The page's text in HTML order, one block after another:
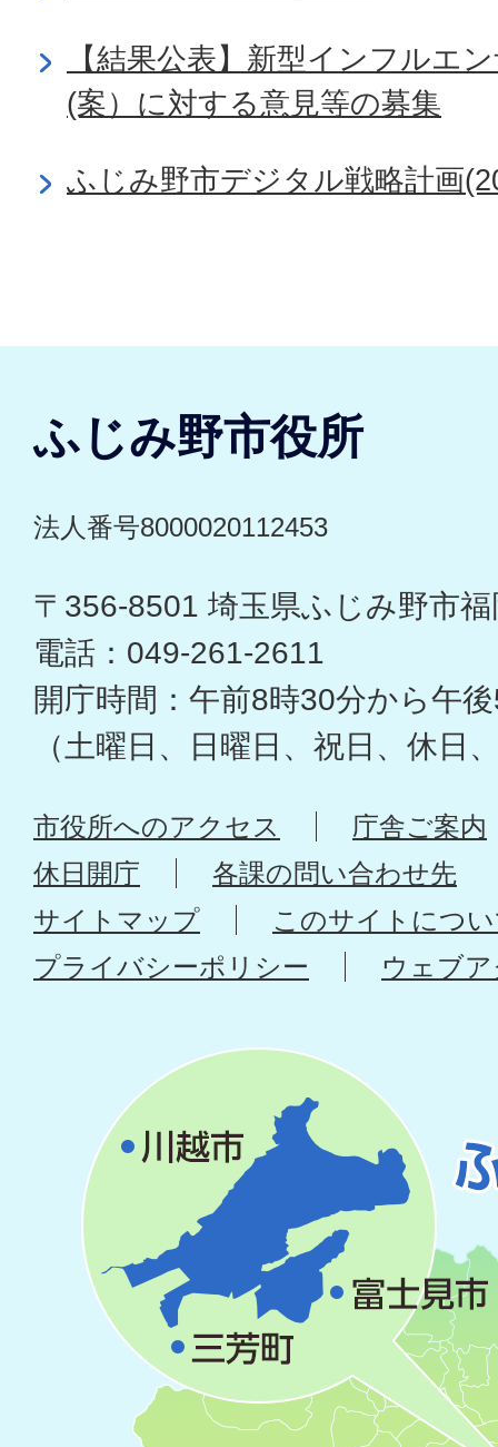
【結果公表】新型インフルエ
(案）に対する意見等の募集
ふじみ野市デジタル戦略計画
ふじみ野市役所
法人番号8000020112453
〒356-8501 埼玉県ふじみ野市
電話：049-261-2611
開庁時間：午前8時30分から午
（土曜日、日曜日、祝日、休日
市役所へのアクセス
庁舎ご案内
休日開庁
各課の問い合わせ先
サイトマップ
このサイトにつ
プライバシーポリシー
ウェブ